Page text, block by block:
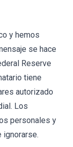
y hemos
se hace
Reserve
tiene
autorizado
Los
personales y
ignorarse.